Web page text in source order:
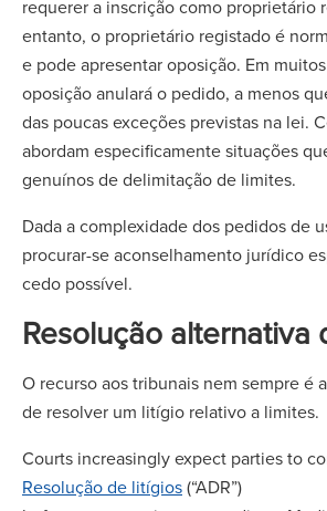
requerer a inscrição como proprietário
entanto, o proprietário registado é
e pode apresentar oposição. Em
oposição anulará o pedido, a menos
das poucas exceções previstas na lei.
abordam especificamente situações
genuínos de delimitação de limites.
Dada a complexidade dos pedidos de
procurar-se aconselhamento jurídico
cedo possível.
Resolução alternativa
O recurso aos tribunais nem sempre é
de resolver um litígio relativo a limites.
Courts increasingly expect parties to
Resolução de litígios(“ADR”)